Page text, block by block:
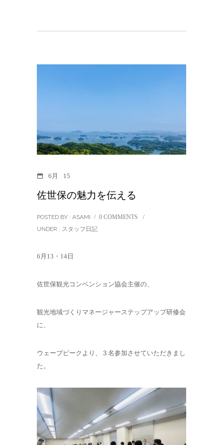
6月 15
佐世保の魅力を伝える
POSTED BY : ASAMI / 0 COMMENTS
/
UNDER : スタッフ日記
6月13・14日
佐世保観光コンベンション協会主催の、
観光地域づくりマネージャーステップアップ研修会
に、
ウェーブピークより、３名参加させていただきまし
た。